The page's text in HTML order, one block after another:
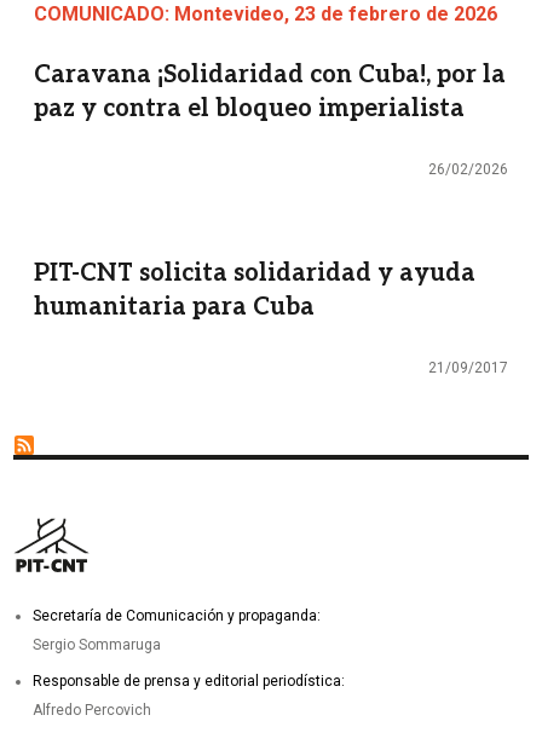
COMUNICADO: Montevideo, 23 de febrero de 2026
Caravana ¡Solidaridad con Cuba!, por la
paz y contra el bloqueo imperialista
26/02/2026
PIT-CNT solicita solidaridad y ayuda
humanitaria para Cuba
21/09/2017
Secretaría de Comunicación y propaganda:
Sergio Sommaruga
Responsable de prensa y editorial periodística:
Alfredo Percovich